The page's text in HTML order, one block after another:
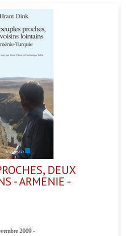
DEUX
- ARMENIE -
2009 -